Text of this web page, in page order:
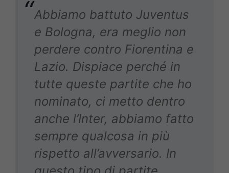
Abbiamo battuto Juventus
e Bologna, era meglio non
perdere contro Fiorentina e
Lazio. Dispiace perché in
tutte queste partite che ho
nominato, ci metto dentro
anche l’Inter, abbiamo fatto
sempre qualcosa in più
rispetto all’avversario. In